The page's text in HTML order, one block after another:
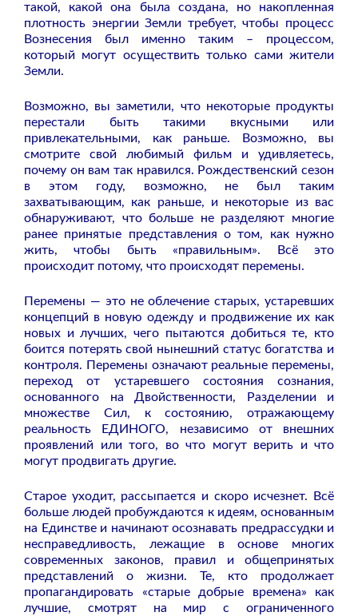
такой, какой она была создана, но накопленная
плотность энергии Земли требует, чтобы процесс
Вознесения был именно таким – процессом,
который могут осуществить только сами жители
Земли.
Возможно, вы заметили, что некоторые продукты
перестали быть такими вкусными или
привлекательными, как раньше. Возможно, вы
смотрите свой любимый фильм и удивляетесь,
почему он вам так нравился. Рождественский сезон
в этом году, возможно, не был таким
захватывающим, как раньше, и некоторые из вас
обнаруживают, что больше не разделяют многие
ранее принятые представления о том, как нужно
жить, чтобы быть «правильным». Всё это
происходит потому, что происходят перемены.
Перемены — это не облечение старых, устаревших
концепций в новую одежду и продвижение их как
новых и лучших, чего пытаются добиться те, кто
боится потерять свой нынешний статус богатства и
контроля. Перемены означают реальные перемены,
переход от устаревшего состояния сознания,
основанного на Двойственности, Разделении и
множестве Сил, к состоянию, отражающему
реальность ЕДИНОГО, независимо от внешних
проявлений или того, во что могут верить и что
могут продвигать другие.
Старое уходит, рассыпается и скоро исчезнет. Всё
больше людей пробуждаются к идеям, основанным
на Единстве и начинают осознавать предрассудки и
несправедливость, лежащие в основе многих
современных законов, правил и общепринятых
представлений о жизни. Те, кто продолжает
пропагандировать «старые добрые времена» как
лучшие, смотрят на мир с ограниченного